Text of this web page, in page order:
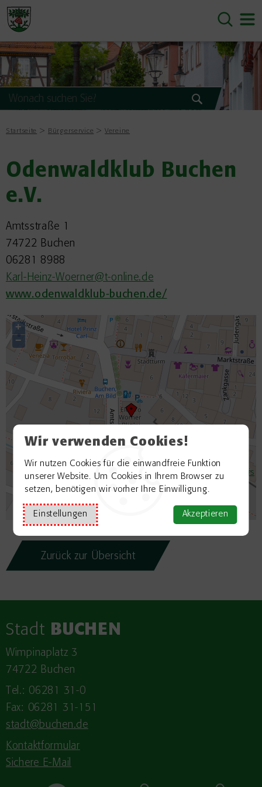
Wir verwenden Cookies!
Wir nutzen Cookies für die einwandfreie Funktion
unserer Website. Um Cookies in Ihrem Browser zu
setzen, benötigen wir vorher Ihre Einwilligung.
Einstellungen Akzeptieren
Startseite Bürgerservice Vereine
Odenwaldklub Buchen
e.V.
Amtsstraße 1
74722 Buchen
06281 8988
Karl-Heinz-Woerner@t-online.de
www.odenwaldklub-buchen.de/
+
−
© OpenStreetMap contributors
Zurück zur Übersicht
Stadt BUCHEN
Wimpinaplatz 3
74722 Buchen
Tel.: 06281 31-0
Fax: 06281 31-151
stadt@buchen.de
Kontaktformular
Sichere E-Mail